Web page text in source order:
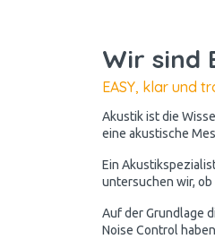
Wir sind
EASY, klar und
Akustik ist die
eine akustische
Ein
untersuchen wir,
Auf der Grundlage
Noise Control